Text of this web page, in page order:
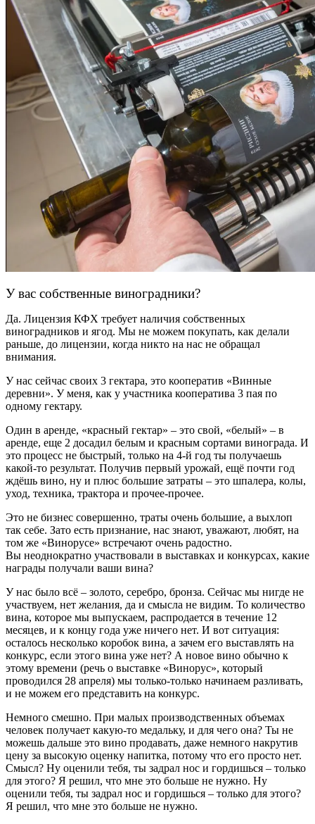
У вас собственные виноградники?
Да. Лицензия КФХ требует наличия собственных
виноградников и ягод. Мы не можем покупать, как делали
раньше, до лицензии, когда никто на нас не обращал
внимания.
У нас сейчас своих 3 гектара, это кооператив «Винные
деревни». У меня, как у участника кооператива 3 пая по
одному гектару.
Один в аренде, «красный гектар» – это свой, «белый» – в
аренде, еще 2 досадил белым и красным сортами винограда. И
это процесс не быстрый, только на 4-й год ты получаешь
какой-то результат. Получив первый урожай, ещё почти год
ждёшь вино, ну и плюс большие затраты – это шпалера, колы,
уход, техника, трактора и прочее-прочее.
Это не бизнес совершенно, траты очень большие, а выхлоп
так себе. Зато есть признание, нас знают, уважают, любят, на
том же «Винорусе» встречают очень радостно.
Вы неоднократно участвовали в выставках и конкурсах, какие
награды получали ваши вина?
У нас было всё – золото, серебро, бронза. Сейчас мы нигде не
участвуем, нет желания, да и смысла не видим. То количество
вина, которое мы выпускаем, распродается в течение 12
месяцев, и к концу года уже ничего нет. И вот ситуация:
осталось несколько коробок вина, а зачем его выставлять на
конкурс, если этого вина уже нет? А новое вино обычно к
этому времени (речь о выставке «Винорус», который
проводился 28 апреля) мы только-только начинаем разливать,
и не можем его представить на конкурс.
Немного смешно. При малых производственных объемах
человек получает какую-то медальку, и для чего она? Ты не
можешь дальше это вино продавать, даже немного накрутив
цену за высокую оценку напитка, потому что его просто нет.
Смысл? Ну оценили тебя, ты задрал нос и гордишься – только
для этого? Я решил, что мне это больше не нужно. Ну
оценили тебя, ты задрал нос и гордишься – только для этого?
Я решил, что мне это больше не нужно.